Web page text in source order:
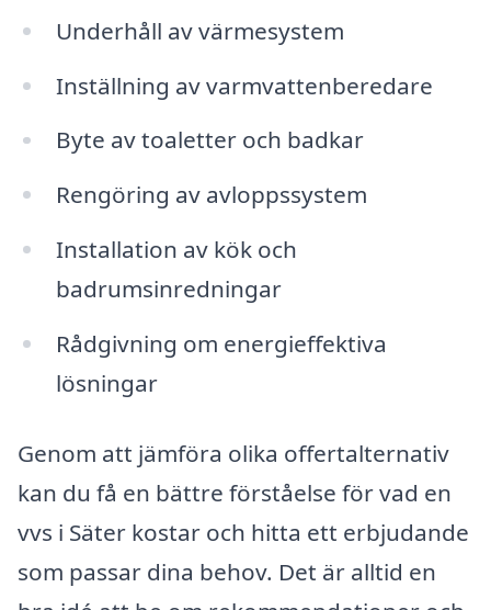
Underhåll av värmesystem
Inställning av varmvattenberedare
Byte av toaletter och badkar
Rengöring av avloppssystem
Installation av kök och
badrumsinredningar
Rådgivning om energieffektiva
lösningar
Genom att jämföra olika offertalternativ
kan du få en bättre förståelse för vad en
vvs i Säter kostar och hitta ett erbjudande
som passar dina behov. Det är alltid en